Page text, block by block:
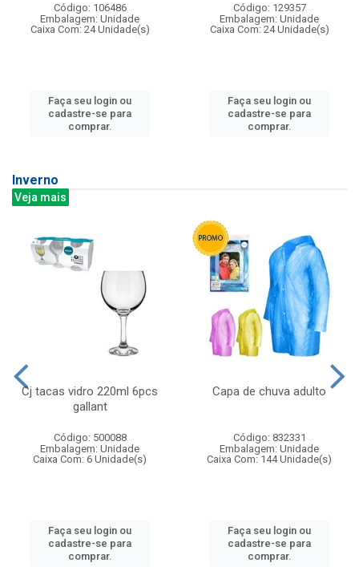
Código: 106486
Embalagem: Unidade
Caixa Com: 24 Unidade(s)
Faça seu login ou
cadastre-se para
comprar.
Código: 129357
Embalagem: Unidade
Caixa Com: 24 Unidade(s)
Faça seu login ou
cadastre-se para
comprar.
Inverno
Veja mais
Cj tacas vidro 220ml 6pcs
gallant
Código: 500088
Embalagem: Unidade
Caixa Com: 6 Unidade(s)
Faça seu login ou
cadastre-se para
comprar.
Capa de chuva adulto
Código: 832331
Embalagem: Unidade
Caixa Com: 144 Unidade(s)
Faça seu login ou
cadastre-se para
comprar.